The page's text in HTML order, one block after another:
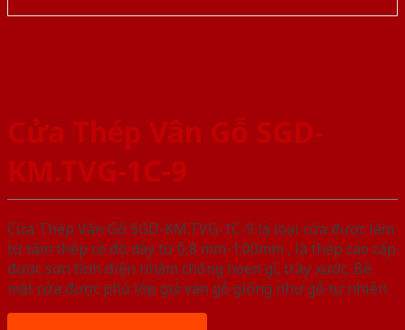
Cửa Thép Vân Gỗ SGD-
KM.TVG-1C-9
Cửa Thép Vân Gỗ SGD-KM.TVG-1C-9 là loại cửa được làm
từ tấm thép có độ dày từ 0,8 mm-1.00mm , là thép cao cấp
được sơn tĩnh điện nhằm chống hoen gỉ, trầy xước. Bề
mặt cửa được phủ lớp giả vân gỗ giống như gỗ tự nhiên